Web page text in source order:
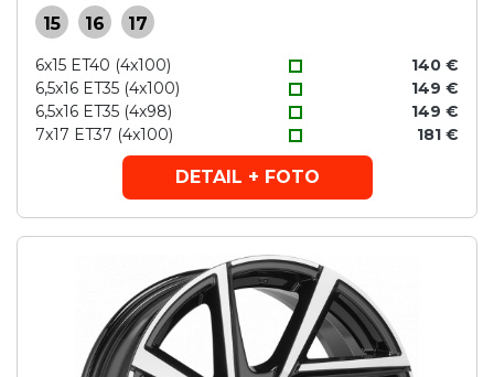
15 16 17
6x15 ET40 (4x100)
140 €
6,5x16 ET35 (4x100)
149 €
6,5x16 ET35 (4x98)
149 €
7x17 ET37 (4x100)
181 €
DETAIL + FOTO